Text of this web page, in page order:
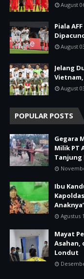
August
Piala
August
Jelang
August
POPULAR POSTS
Gegara
Milik PT
Tanjung
Ibu
Anaknya’
Agustus
Mayat
Asahan,
Londut